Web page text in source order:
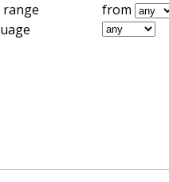
range
from